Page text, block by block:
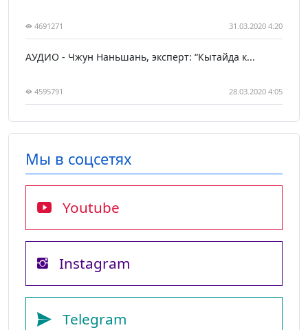
4691271 31.03.2020 4:20
АУДИО - Чжун Наньшань, эксперт: “Кытайда к...
4595791 28.03.2020 4:05
Мы в соцсетях
Youtube
Instagram
Telegram